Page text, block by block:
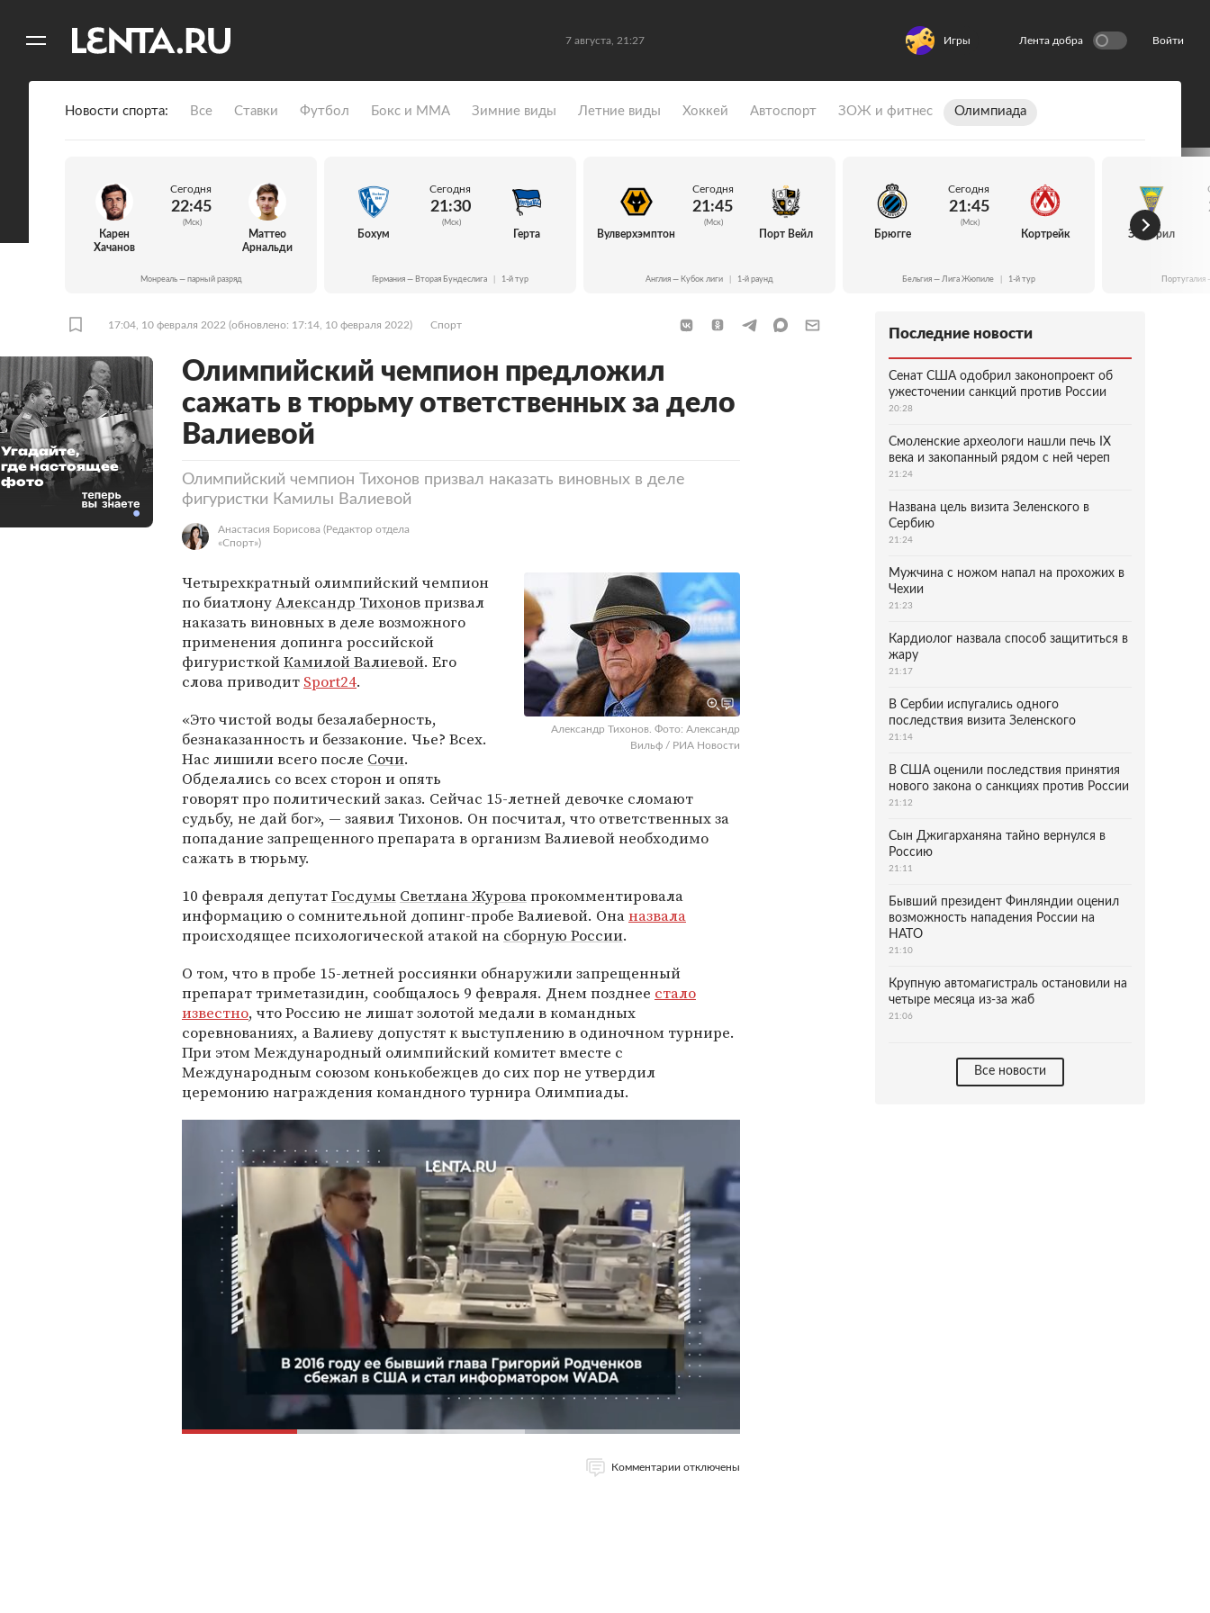
7 августа, 21:27 Игры Лента добра Войти
Новости спорта Все Ставки Футбол Бокс и ММА Зимние виды Летние виды Хоккей Автоспорт ЗОЖ и фитнес Олимпиада
Карен
Хачанов
Сегодня
22:45
(Мск)
Маттео
Арнальди
Монреаль — парный разряд
Бохум
Сегодня
21:30
(Мск)
Герта
Германия — Вторая Бундеслига 1-й тур
Вулверхэмптон
Сегодня
21:45
(Мск)
Порт Вейл
Англия — Кубок лиги 1-й раунд
Брюгге
Сегодня
21:45
(Мск)
Кортрейк
Бельгия — Лига Жюпиле 1-й тур
Эшторил
17:04, 10 февраля 2022 (обновлено: 17:14, 10 февраля 2022) Спорт
Олимпийский чемпион предложил
сажать в тюрьму ответственных за дело
Валиевой
Олимпийский чемпион Тихонов призвал наказать виновных в деле
фигуристки Камилы Валиевой
Анастасия Борисова (Редактор отдела
«Спорт»)
Александр Тихонов. Фото: Александр
Вильф / РИА Новости
Четырехкратный олимпийский чемпион
по биатлонуАлександр Тихоновпризвал
наказать виновных в деле возможного
применения допинга российской
фигуристкойКамилой Валиевой. Его
слова приводит Sport24.
«Это чистой воды безалаберность,
безнаказанность и беззаконие. Чье? Всех.
Нас лишили всего после Сочи.
Обделались со всех сторон и опять
говорят про политический заказ. Сейчас 15-летней девочке сломают
судьбу, не дай бог», — заявил Тихонов. Он посчитал, что ответственных за
попадание запрещенного препарата в организм Валиевой необходимо
сажать в тюрьму.
10 февраля депутатГосдумы Светлана Журовапрокомментировала
информацию о сомнительной допинг-пробе Валиевой. Онаназвала
происходящее психологической атакой на сборную России.
О том, что в пробе 15-летней россиянки обнаружили запрещенный
препарат триметазидин, сообщалось 9 февраля. Днем позднее стало
известно, что Россию не лишат золотой медали в командных
соревнованиях, а Валиеву допустят к выступлению в одиночном турнире.
При этом Международный олимпийский комитет вместе с
Международным союзом конькобежцев до сих пор не утвердил
церемонию награждения командного турнира Олимпиады.
Комментарии отключены
Угадайте,
где настоящее
фото
Последние новости
Сенат США одобрил законопроект об
ужесточении санкций против России
20:28
Смоленские археологи нашли печь IX
века и закопанный рядом с ней череп
21:24
Названа цель визита Зеленского в
Сербию
21:24
Мужчина с ножом напал на прохожих в
Чехии
21:23
Кардиолог назвала способ защититься в
жару
21:17
В Сербии испугались одного
последствия визита Зеленского
21:14
В США оценили последствия принятия
нового закона о санкциях против России
21:12
Сын Джигарханяна тайно вернулся в
Россию
21:11
Бывший президент Финляндии оценил
возможность нападения России на
НАТО
21:10
Крупную автомагистраль остановили на
четыре месяца из-за жаб
21:06
Все новости